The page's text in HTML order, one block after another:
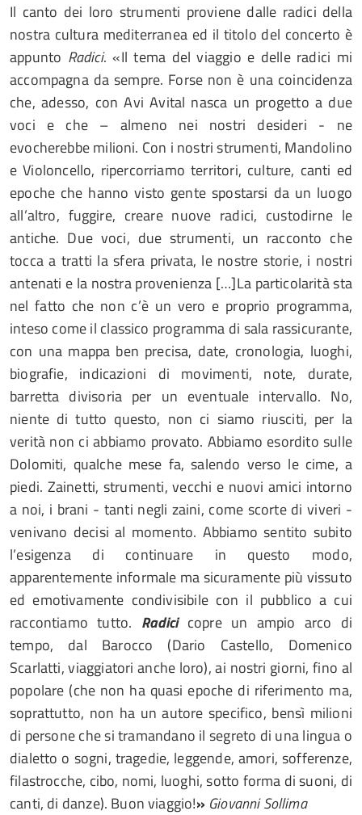
Il canto dei loro strumenti proviene dalle radici della
nostra cultura mediterranea ed il titolo del concerto è
appunto Radici. «Il tema del viaggio e delle radici mi
accompagna da sempre. Forse non è una coincidenza
che, adesso, con Avi Avital nasca un progetto a due
voci e che – almeno nei nostri desideri - ne
evocherebbe milioni. Con i nostri strumenti, Mandolino
e Violoncello, ripercorriamo territori, culture, canti ed
epoche che hanno visto gente spostarsi da un luogo
all’altro, fuggire, creare nuove radici, custodirne le
antiche. Due voci, due strumenti, un racconto che
tocca a tratti la sfera privata, le nostre storie, i nostri
antenati e la nostra provenienza […]La particolarità sta
nel fatto che non c’è un vero e proprio programma,
inteso come il classico programma di sala rassicurante,
con una mappa ben precisa, date, cronologia, luoghi,
biografie, indicazioni di movimenti, note, durate,
barretta divisoria per un eventuale intervallo. No,
niente di tutto questo, non ci siamo riusciti, per la
verità non ci abbiamo provato. Abbiamo esordito sulle
Dolomiti, qualche mese fa, salendo verso le cime, a
piedi. Zainetti, strumenti, vecchi e nuovi amici intorno
a noi, i brani - tanti negli zaini, come scorte di viveri -
venivano decisi al momento. Abbiamo sentito subito
l’esigenza di continuare in questo modo,
apparentemente informale ma sicuramente più vissuto
ed emotivamente condivisibile con il pubblico a cui
raccontiamo tutto. Radicicopre un ampio arco di
tempo, dal Barocco (Dario Castello, Domenico
Scarlatti, viaggiatori anche loro), ai nostri giorni, fino al
popolare (che non ha quasi epoche di riferimento ma,
soprattutto, non ha un autore specifico, bensì milioni
di persone che si tramandano il segreto di una lingua o
dialetto o sogni, tragedie, leggende, amori, sofferenze,
filastrocche, cibo, nomi, luoghi, sotto forma di suoni, di
canti, di danze). Buon viaggio!» Giovanni Sollima